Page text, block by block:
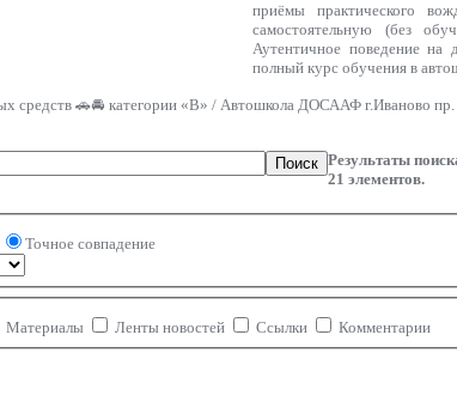
приёмы практического
самостоятельную (без
Аутентичное поведение на
полный курс обучения в
средств 🚗🚘 категории «В» / Автошкола ДОСААФ г.Иваново
Поиск Результаты
21 элементов.
Точное совпадение
Материалы Ленты новостей Ссылки
Комментарии